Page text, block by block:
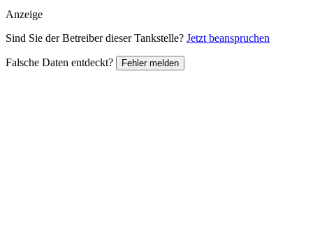
Anzeige
Sind Sie der Betreiber dieser Tankstelle? Jetzt beanspruchen
Falsche Daten entdeckt? Fehler melden